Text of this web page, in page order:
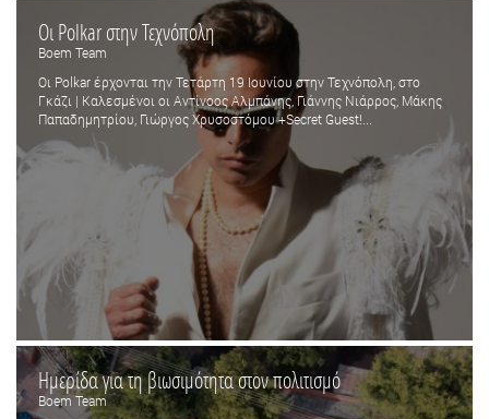
Οι Polkar στην Τεχνόπολη
Boem Team
Οι Polkar έρχονται την Τετάρτη 19 Ιουνίου στην Τεχνόπολη, στο
Γκάζι | Καλεσμένοι οι Αντίνοος Αλμπάνης, Γιάννης Νιάρρος, Μάκης
Παπαδημητρίου, Γιώργος Χρυσοστόμου +Secret Guest!...
Ημερίδα για τη βιωσιμότητα στον πολιτισμό
Boem Team